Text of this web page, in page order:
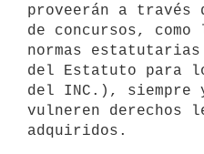
proveerán a
de concursos,
normas
del Estatuto para
del INC.), siempre
vulneren derechos